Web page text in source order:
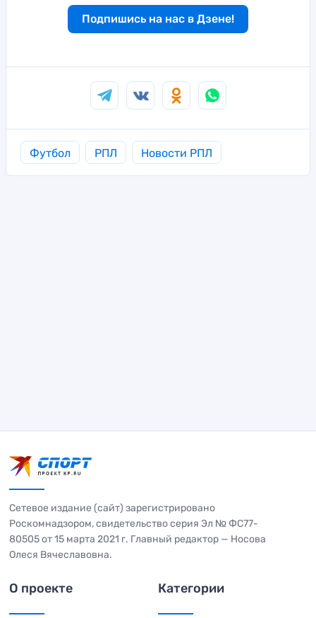
Подпишись на нас в Дзене!
Футбол РПЛ Новости РПЛ
Сетевое издание (сайт) зарегистрировано
Роскомнадзором, свидетельство серия Эл № ФС77-
80505 от 15 марта 2021 г. Главный редактор — Носова
Олеся Вячеславовна.
О проекте Категории